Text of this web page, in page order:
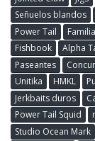
Señuelos blandos
Power Tail
Fishbook
Alpha
Paseantes
Unitika
HMKL
Jerkbaits duros
Power Tail Squid
Studio Ocean Mark